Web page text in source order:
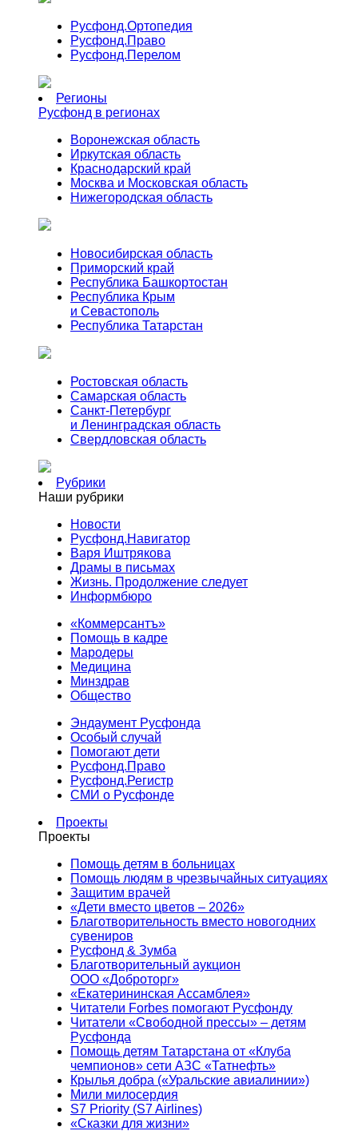
Русфонд.Ортопедия
Русфонд.Право
Русфонд.Перелом
Регионы
Русфонд в регионах
Воронежская область
Иркутская область
Краснодарский край
Москва и Московская область
Нижегородская область
Новосибирская область
Приморский край
Республика Башкортостан
Республика Крым
и Севастополь
Республика Татарстан
Ростовская область
Самарская область
Санкт-Петербург
и Ленинградская область
Свердловская область
Рубрики
Наши рубрики
Новости
Русфонд.Навигатор
Варя Иштрякова
Драмы в письмах
Жизнь. Продолжение следует
Информбюро
«Коммерсантъ»
Помощь в кадре
Мародеры
Медицина
Минздрав
Общество
Эндаумент Русфонда
Особый случай
Помогают дети
Русфонд.Право
Русфонд.Регистр
СМИ о Русфонде
Проекты
Проекты
Помощь детям в больницах
Помощь людям в чрезвычайных ситуациях
Защитим врачей
«Дети вместо цветов – 2026»
Благотворительность вместо новогодних
сувениров
Русфонд & Зумба
Благотворительный аукцион
ООО «Доброторг»
«Екатерининская Ассамблея»
Читатели Forbes помогают Русфонду
Читатели «Свободной прессы» – детям
Русфонда
Помощь детям Татарстана от «Клуба
чемпионов» сети АЗС «Татнефть»
Крылья добра («Уральские авиалинии»)
Мили милосердия
S7 Priority (S7 Airlines)
«Сказки для жизни»